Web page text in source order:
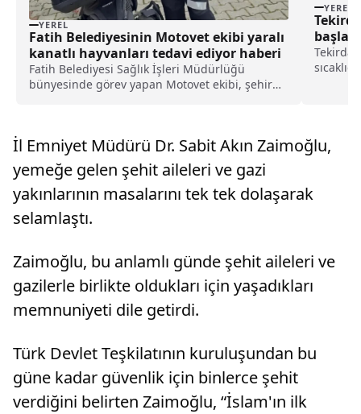
YEREL
Fatih Belediyesinin Motovet ekibi yaralı
kanatlı hayvanları tedavi ediyor haberi
Fatih Belediyesi Sağlık İşleri Müdürlüğü
bünyesinde görev yapan Motovet ekibi, şehir
hayatında çeşitli neden...
YEREL
İl Emniyet Müdürü Dr. Sabit Akın Zaimoğlu,
yemeğe gelen şehit aileleri ve gazi
yakınlarının masalarını tek tek dolaşarak
selamlaştı.
Zaimoğlu, bu anlamlı günde şehit aileleri ve
gazilerle birlikte oldukları için yaşadıkları
memnuniyeti dile getirdi.
Türk Devlet Teşkilatının kuruluşundan bu
güne kadar güvenlik için binlerce şehit
verdiğini belirten Zaimoğlu, “İslam'ın ilk